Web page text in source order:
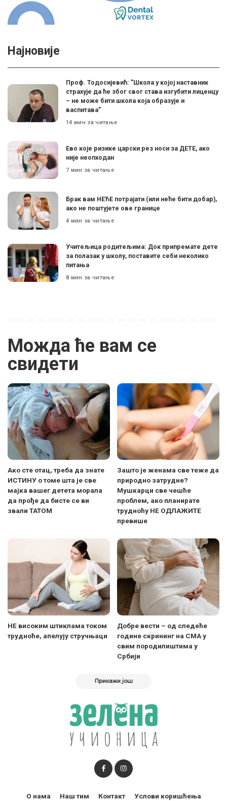
Најновије
Проф. Тодосијевић: ”Школа у којој наставник
страхује да ће због свог става изгубити лиценцу
– не може бити школа која образује и
васпитава”
14 мин за читање
Ево које ризике царски рез носи за ДЕТЕ, ако
није неопходан
7 мин за читање
Брак вам НЕЋЕ потрајати (или неће бити добар),
ако не поштујете ове границе
4 мин за читање
Учитељица родитељима: Док припремате дете
за полазак у школу, поставите себи неколико
питања
8 мин за читање
Можда ће вам се
свидети
Ако сте отац, треба да знате
ИСТИНУ о томе шта је све
мајка вашег детета морала
да прође да бисте се ви
звали ТАТОМ
Зашто је женама све теже да
природно затрудне?
Мушкарци све чешће
проблем, ако планирате
трудноћу НЕ ОДЛАЖИТЕ
превише
НЕ високим штиклама током
трудноће, апелују стручњаци
Добре вести – од следеће
године скрининг на СМА у
свим породилиштима у
Србији
Прикажи још
О нама Наш тим Контакт Услови коришћења